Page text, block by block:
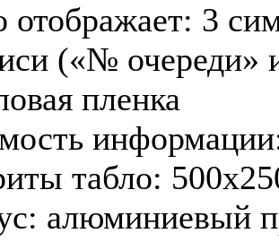
отображает: 3
(«№ очереди»
пленка
табло:
алюминиевый